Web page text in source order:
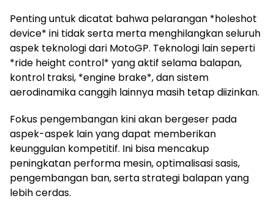
Penting untuk dicatat bahwa pelarangan *holeshot
device* ini tidak serta merta menghilangkan seluruh
aspek teknologi dari MotoGP. Teknologi lain seperti
*ride height control* yang aktif selama balapan,
kontrol traksi, *engine brake*, dan sistem
aerodinamika canggih lainnya masih tetap diizinkan.
Fokus pengembangan kini akan bergeser pada
aspek-aspek lain yang dapat memberikan
keunggulan kompetitif. Ini bisa mencakup
peningkatan performa mesin, optimalisasi sasis,
pengembangan ban, serta strategi balapan yang
lebih cerdas.